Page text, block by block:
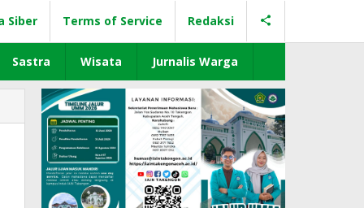
Siber Terms of Service Redaksi
Sastra Wisata Jurnalis Warga